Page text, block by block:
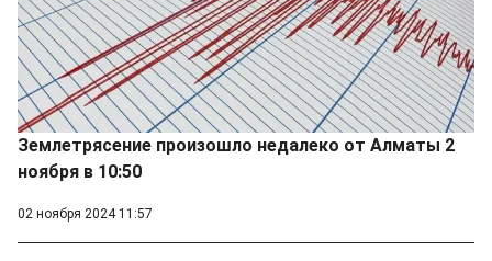
Землетрясение произошло недалеко от Алматы 2
ноября в 10:50
02 ноября 2024 11:57